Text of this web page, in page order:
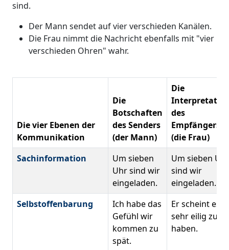
sind.
Der Mann sendet auf vier verschieden Kanälen.
Die Frau nimmt die Nachricht ebenfalls mit "vier
verschieden Ohren" wahr.
Die vier Ebenen der
Kommunikation
Die
Botschaften
des Senders
(der Mann)
Die
des
Empfängers
(die Frau)
Sachinformation
Um sieben
Uhr sind wir
eingeladen.
Um sieben Uhr
sind wir
eingeladen.
Selbstoffenbarung
Ich habe das
Gefühl wir
kommen zu
spät.
Er scheint es
sehr eilig zu
haben.